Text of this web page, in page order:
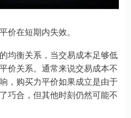
在短期内失效。
衡关系，当交易成本足够低
价关系。通常来说交易成本不
，购买力平价如果成立是由于
巧合，但其他时刻仍然可能不